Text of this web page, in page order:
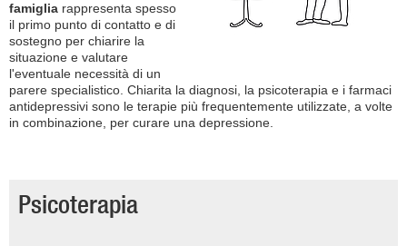
famiglia rappresenta spesso
il primo punto di contatto e di
sostegno per chiarire la
situazione e valutare
l'eventuale necessità di un
parere specialistico. Chiarita la diagnosi, la psicoterapia e i farmaci
antidepressivi sono le terapie più frequentemente utilizzate, a volte
in combinazione, per curare una depressione.
Psicoterapia